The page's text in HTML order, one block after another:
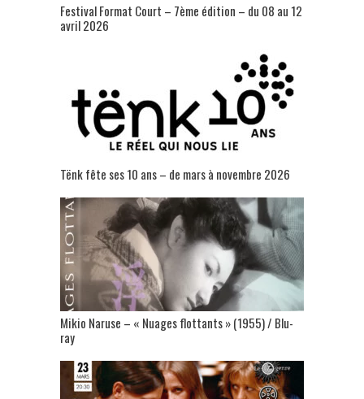
Festival Format Court – 7ème édition – du 08 au 12
avril 2026
Tënk fête ses 10 ans – de mars à novembre 2026
Mikio Naruse – « Nuages flottants » (1955) / Blu-
ray